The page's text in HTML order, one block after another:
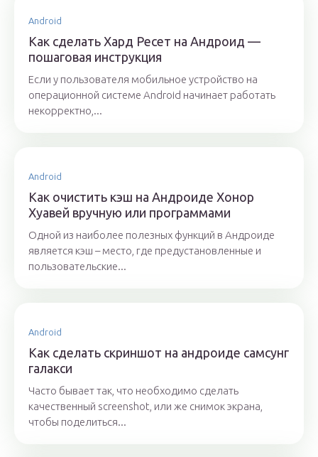
Android
Как сделать Хард Ресет на Андроид —
пошаговая инструкция
Если у пользователя мобильное устройство на
операционной системе Android начинает работать
некорректно,...
Android
Как очистить кэш на Андроиде Хонор
Хуавей вручную или программами
Одной из наиболее полезных функций в Андроиде
является кэш – место, где предустановленные и
пользовательские...
Android
Как сделать скриншот на андроиде самсунг
галакси
Часто бывает так, что необходимо сделать
качественный screenshot, или же снимок экрана,
чтобы поделиться...